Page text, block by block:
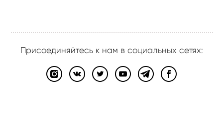
Присоединяйтесь к нам в социальных сетях: